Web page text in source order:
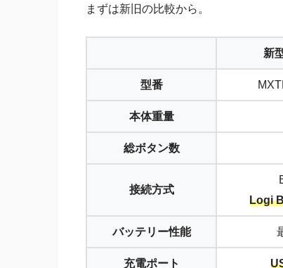
まずは新旧の比較から。
新
型番
本体重量
総ボタン数
接続方式
Logi
バッテリー性能
充電ポート